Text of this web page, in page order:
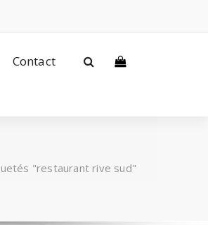
Contact
"restaurant rive sud"